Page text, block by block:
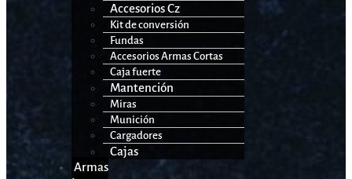
Accesorios Cz
Kit de conversión
Fundas
Accesorios Armas Cortas
Caja fuerte
Mantención
Miras
Munición
Cargadores
Cajas
Armas